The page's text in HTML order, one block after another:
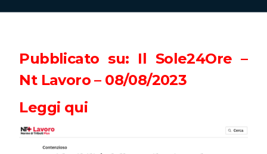
Pubblicato su: Il Sole24Ore –
Nt Lavoro – 08/08/2023
Leggi qui